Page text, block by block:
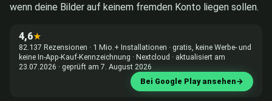
wenn deine Bilder auf keinem fremden Konto liegen sollen.
4,6★
82.137 Rezensionen · 1 Mio.+ Installationen · gratis, keine Werbe- und
keine In-App-Kauf-Kennzeichnung · Nextcloud · aktualisiert am
23.07.2026 · geprüft am 7. August 2026
Bei Google Play ansehen→